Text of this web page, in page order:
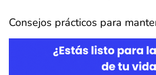
Consejos prácticos para